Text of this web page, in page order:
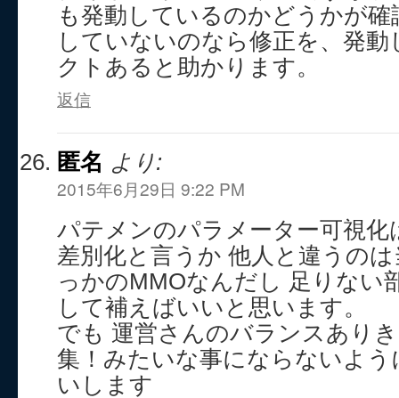
も発動しているのかどうかが
していないのなら修正を、発
クトあると助かります。
返信
匿名 より:
2015年6月29日 9:22 PM
パテメンのパラメーター可視化
差別化と言うか 他人と違うの
っかのMMOなんだし 足りない
して補えばいいと思います。
でも 運営さんのバランスあり
集！みたいな事にならないよ
いします